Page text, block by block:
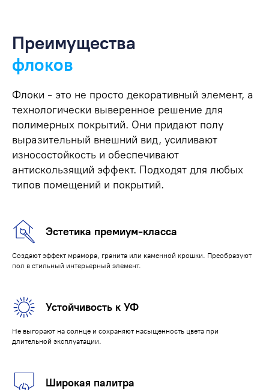
Преимущества
флоков
Флоки - это не просто декоративный элемент, а
технологически выверенное решение для
полимерных покрытий. Они придают полу
выразительный внешний вид, усиливают
износостойкость и обеспечивают
антискользящий эффект. Подходят для любых
типов помещений и покрытий.
Эстетика премиум-класса
Создают эффект мрамора, гранита или каменной крошки. Преобразуют
пол в стильный интерьерный элемент.
Устойчивость к УФ
Не выгорают на солнце и сохраняют насыщенность цвета при
длительной эксплуатации.
Широкая палитра